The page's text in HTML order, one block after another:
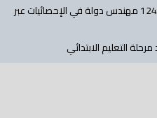
وزارة الداخلية تفتح مسابقة توظيف لـ124 مهندس دولة في الإحصائيات عبر
التعليم الابتدائي